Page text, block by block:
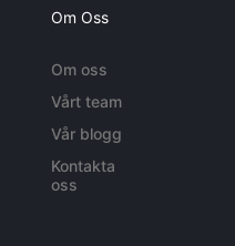
Om Oss
Om oss
Vårt team
Vår blogg
Kontakta
oss